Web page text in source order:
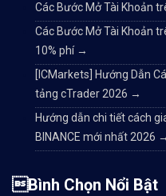
Các Bước Mở Tài Khoản
Các Bước Mở Tài Khoản
10% phí →
[ICMarkets] Hướng Dẫn
tảng cTrader 2026 →
Hướng dẫn chi tiết cách
BINANCE mới nhất 2026 →
Bình Chọn Nổi Bật